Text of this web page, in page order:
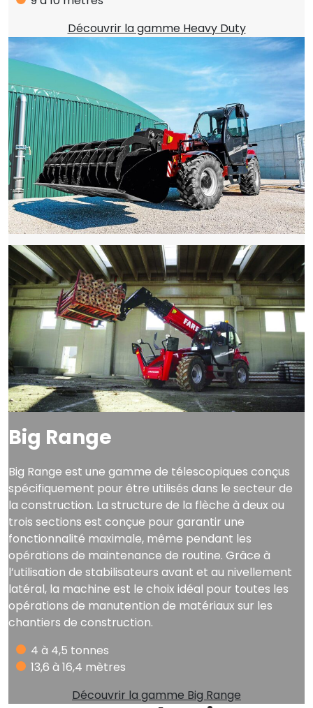
Découvrir la gamme Heavy Duty
Big Range
Big Range est une gamme de télescopiques conçus
spécifiquement pour être utilisés dans le secteur de
la construction. La structure de la flèche à deux ou
trois sections est conçue pour garantir une
fonctionnalité maximale, même pendant les
opérations de maintenance de routine. Grâce à
l’utilisation de stabilisateurs avant et au nivellement
latéral, la machine est le choix idéal pour toutes les
opérations de manutention de matériaux sur les
chantiers de construction.
4 à 4,5 tonnes
13,6 à 16,4 mètres
Découvrir la gamme Big Range